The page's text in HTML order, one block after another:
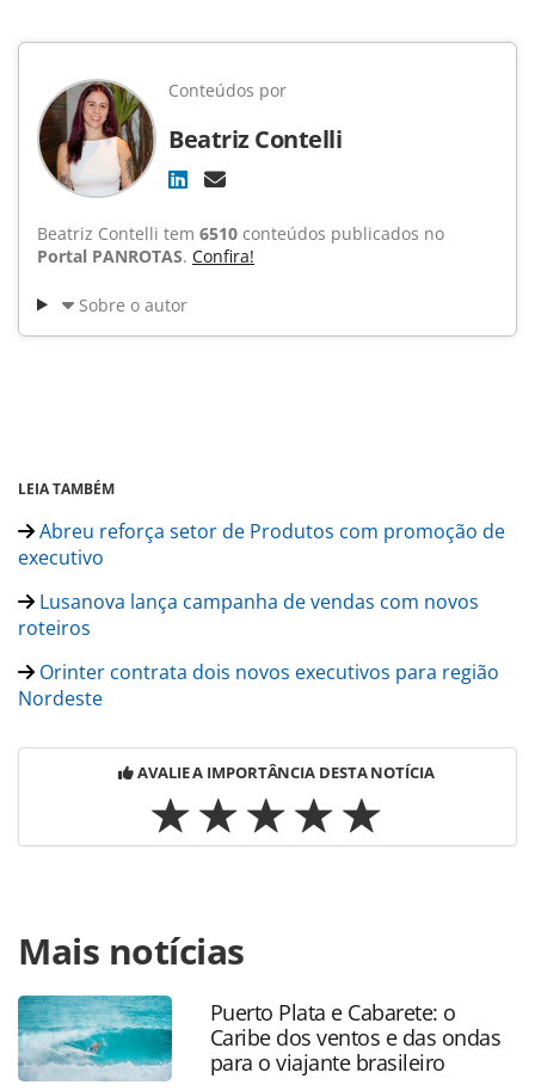
Conteúdos por
Beatriz Contelli
Beatriz Contelli tem 6510 conteúdos publicados no
Portal PANROTAS. Confira!
Sobre o autor
LEIA TAMBÉM
Abreu reforça setor de Produtos com promoção de
executivo
Lusanova lança campanha de vendas com novos
roteiros
Orinter contrata dois novos executivos para região
Nordeste
AVALIE A IMPORTÂNCIA DESTA NOTÍCIA
https://www.panrotas.com.br/mercado/operadoras/
promove-treinamento-para-inclusao-de-pessoas-com-
autismo_199824.html ou as ferramentas oferecidas na
página. Todo o conteúdo produzido pela PANROTAS
Editora é protegido pela legislação brasileira sobre direito
autoral. Não reproduza o conteúdo sem autorização da
Mais notícias
Puerto Plata e Cabarete: o
Caribe dos ventos e das ondas
para o viajante brasileiro